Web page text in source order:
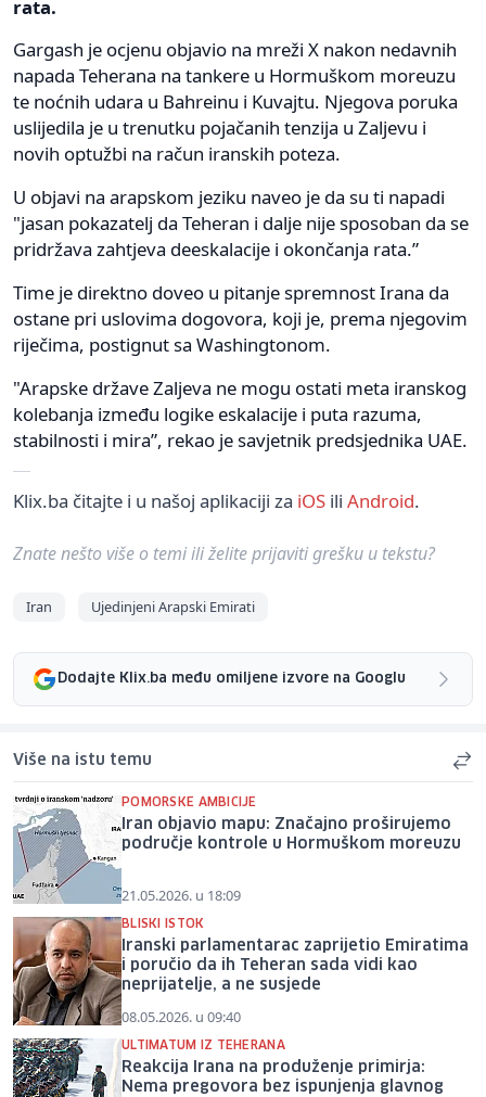
rata.
Gargash je ocjenu objavio na mreži X nakon nedavnih
napada Teherana na tankere u Hormuškom moreuzu
te noćnih udara u Bahreinu i Kuvajtu. Njegova poruka
uslijedila je u trenutku pojačanih tenzija u Zaljevu i
novih optužbi na račun iranskih poteza.
U objavi na arapskom jeziku naveo je da su ti napadi
"jasan pokazatelj da Teheran i dalje nije sposoban da se
pridržava zahtjeva deeskalacije i okončanja rata.”
Time je direktno doveo u pitanje spremnost Irana da
ostane pri uslovima dogovora, koji je, prema njegovim
riječima, postignut sa Washingtonom.
"Arapske države Zaljeva ne mogu ostati meta iranskog
kolebanja između logike eskalacije i puta razuma,
stabilnosti i mira”, rekao je savjetnik predsjednika UAE.
Klix.ba čitajte i u našoj aplikaciji za iOS ili Android.
Znate nešto više o temi ili želite prijaviti grešku u tekstu?
Iran Ujedinjeni Arapski Emirati
Dodajte Klix.ba među omiljene izvore na Googlu
Više na istu temu
POMORSKE AMBICIJE
Iran objavio mapu: Značajno proširujemo
područje kontrole u Hormuškom moreuzu
21.05.2026. u 18:09
BLISKI ISTOK
Iranski parlamentarac zaprijetio Emiratima
i poručio da ih Teheran sada vidi kao
neprijatelje, a ne susjede
08.05.2026. u 09:40
ULTIMATUM IZ TEHERANA
Reakcija Irana na produženje primirja:
Nema pregovora bez ispunjenja glavnog